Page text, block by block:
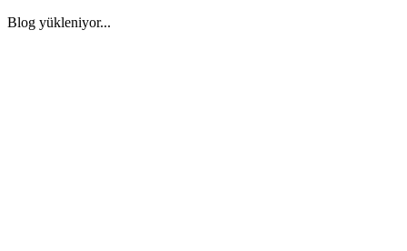
Blog yükleniyor...